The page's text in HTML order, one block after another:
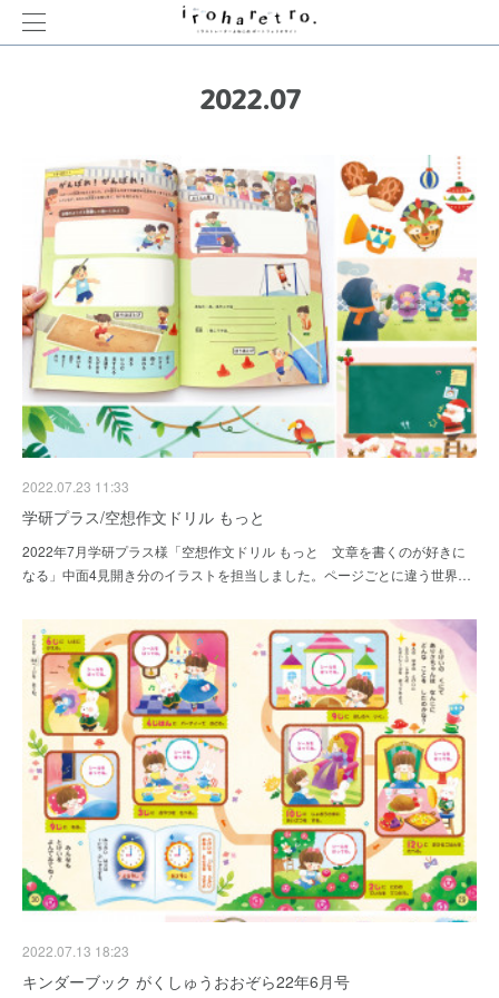
2022.07
2022.07.23 11:33
学研プラス/空想作文ドリル もっと
2022年7月学研プラス様「空想作文ドリル もっと 文章を書くのが好きに
なる」中面4見開き分のイラストを担当しました。ページごとに違う世界…
2022.07.13 18:23
キンダーブック がくしゅうおおぞら22年6月号